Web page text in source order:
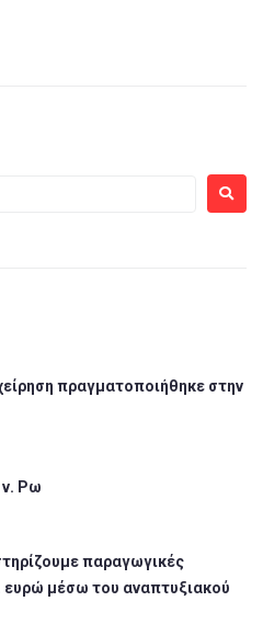
πραγματοποιήθηκε στην
ν. Ρω
παραγωγικές
ευρώ μέσω του αναπτυξιακού